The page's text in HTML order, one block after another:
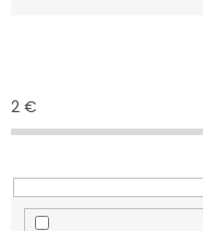
e
p
r
d
2 €